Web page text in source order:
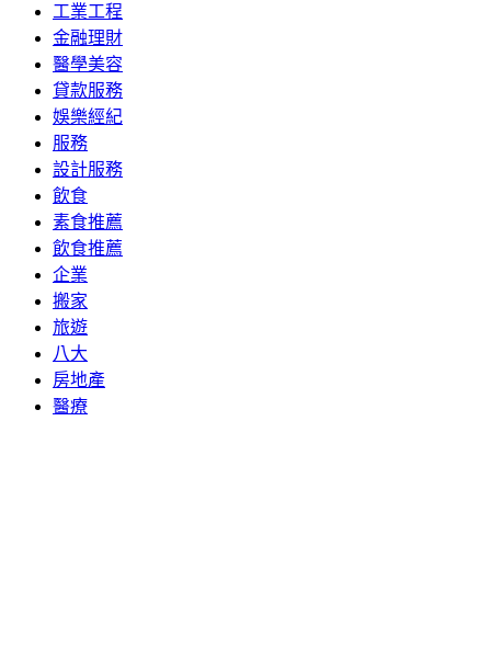
工業工程
金融理財
醫學美容
貸款服務
娛樂經紀
服務
設計服務
飲食
素食推薦
飲食推薦
企業
搬家
旅遊
八大
房地產
醫療